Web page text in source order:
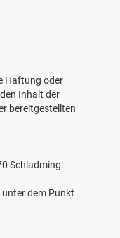
Haftung oder
Inhalt der
bereitgestellten
Schladming.
dem Punkt